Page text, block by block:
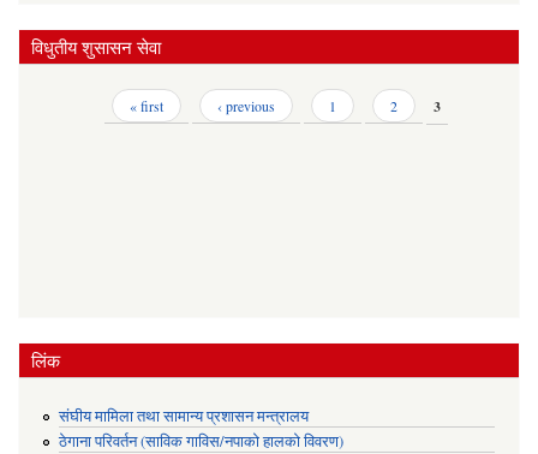
विधुतीय शुसासन सेवा
« first ‹ previous 1 2 3
लिंक
संघीय मामिला तथा सामान्य प्रशासन मन्त्रालय
ठेगाना परिवर्तन (साविक गाविस/नपाको हालको विवरण)